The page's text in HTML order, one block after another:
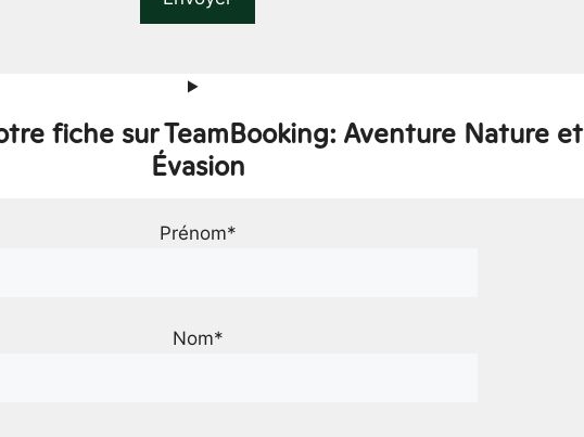
fiche sur TeamBooking: Aventure Nature et
Évasion
Prénom*
Nom*